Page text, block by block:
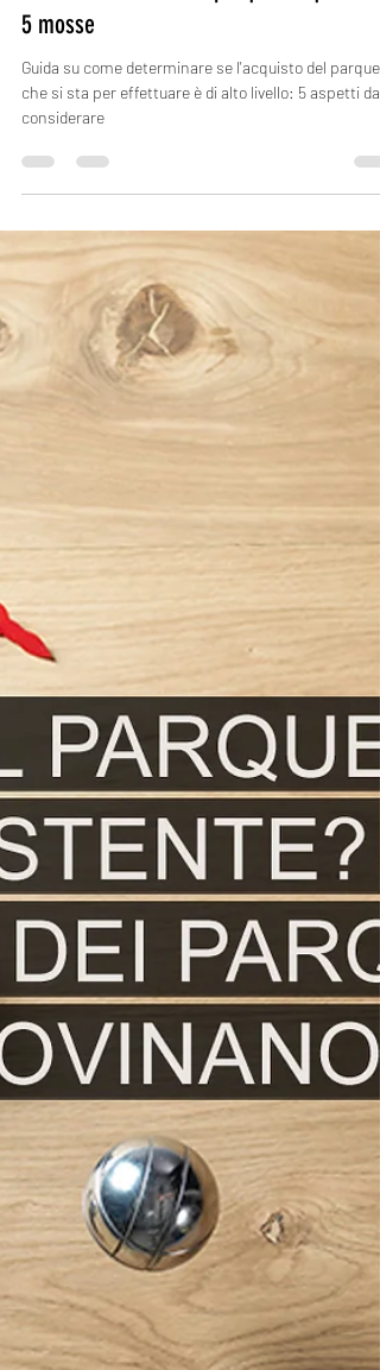
Come riconoscere un parquet di qualità in
Guida su come determinare se l'acquisto del parquet
che si sta per effettuare è di alto livello: 5 aspetti da